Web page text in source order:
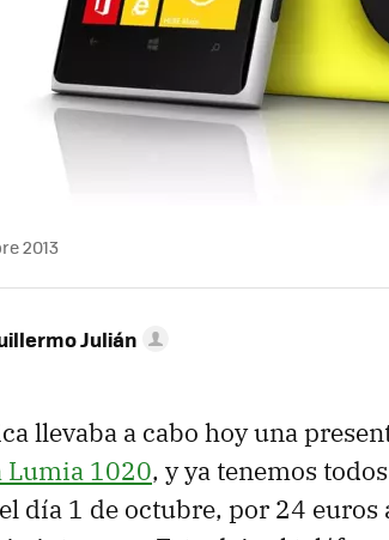
2013
Julián
llevaba a cabo hoy una
Lumia 1020, y ya tenemos
día 1 de octubre, por 24 euros